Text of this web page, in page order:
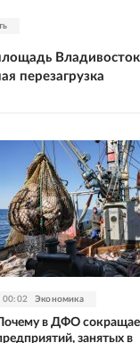
перезагрузка
00:02 Экономика
в ДФО
занятых в